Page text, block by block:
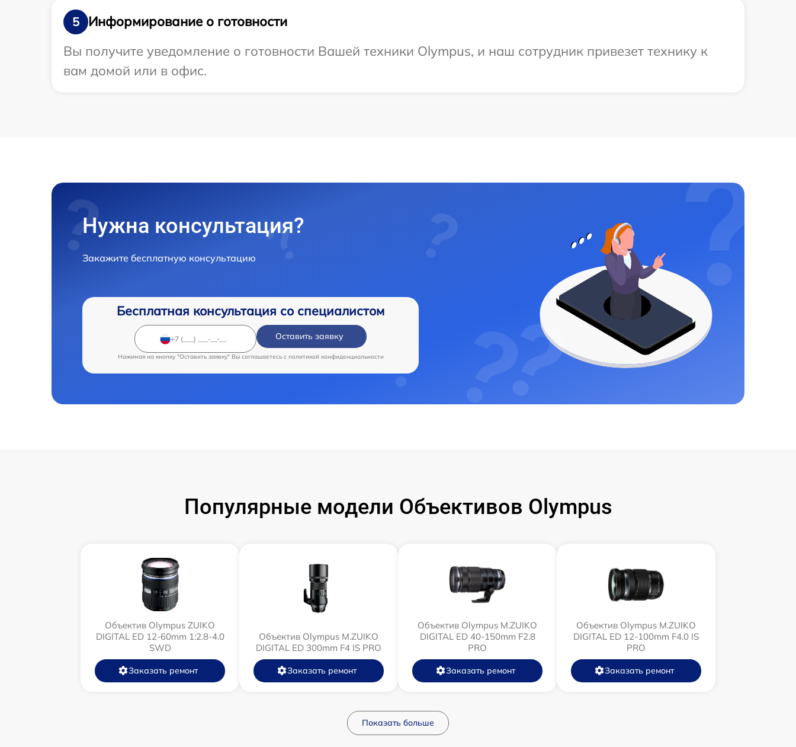
5
Информирование о готовности
Вы получите уведомление о готовности Вашей техники Olympus, и наш сотрудник привезет технику к
вам домой или в офис.
Нужна консультация?
Закажите бесплатную консультацию
Бесплатная консультация со специалистом
Оставить заявку
Нажимая на кнопку "Оставить заявку" Вы соглашаетесь c политикой конфиденциальности
Популярные модели Объективов Olympus
Объектив Olympus ZUIKO
DIGITAL ED 12-60mm 1:2.8-4.0
SWD
Заказать ремонт
Объектив Olympus M.ZUIKO
DIGITAL ED 300mm F4 IS PRO
Заказать ремонт
Объектив Olympus M.ZUIKO
DIGITAL ED 40-150mm F2.8
PRO
Заказать ремонт
Объектив Olympus M.ZUIKO
DIGITAL ED 12‑100mm F4.0 IS
PRO
Заказать ремонт
Показать больше